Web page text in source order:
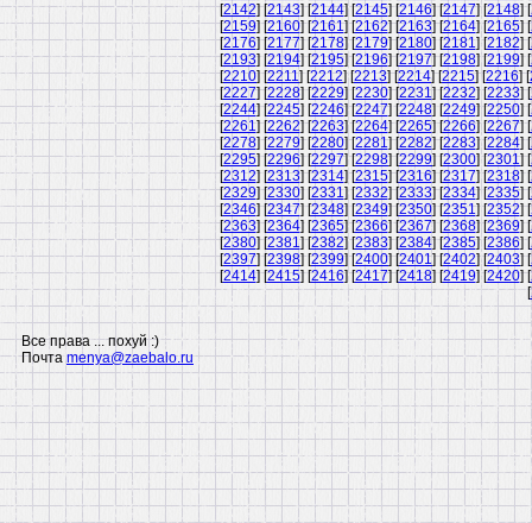
[2142] [2143] [2144] [2145] [2146] [2147] [2148] [
[2159] [2160] [2161] [2162] [2163] [2164] [2165] [
[2176] [2177] [2178] [2179] [2180] [2181] [2182] [
[2193] [2194] [2195] [2196] [2197] [2198] [2199] [
[2210] [2211] [2212] [2213] [2214] [2215] [2216] [
[2227] [2228] [2229] [2230] [2231] [2232] [2233] [
[2244] [2245] [2246] [2247] [2248] [2249] [2250] [
[2261] [2262] [2263] [2264] [2265] [2266] [2267] [
[2278] [2279] [2280] [2281] [2282] [2283] [2284] [
[2295] [2296] [2297] [2298] [2299] [2300] [2301] [
[2312] [2313] [2314] [2315] [2316] [2317] [2318] [
[2329] [2330] [2331] [2332] [2333] [2334] [2335] [
[2346] [2347] [2348] [2349] [2350] [2351] [2352] [
[2363] [2364] [2365] [2366] [2367] [2368] [2369] [
[2380] [2381] [2382] [2383] [2384] [2385] [2386] [
[2397] [2398] [2399] [2400] [2401] [2402] [2403] [
[2414] [2415] [2416] [2417] [2418] [2419] [2420] [
[
Все права ... похуй :)
Почтаmenya@zaebalo.ru